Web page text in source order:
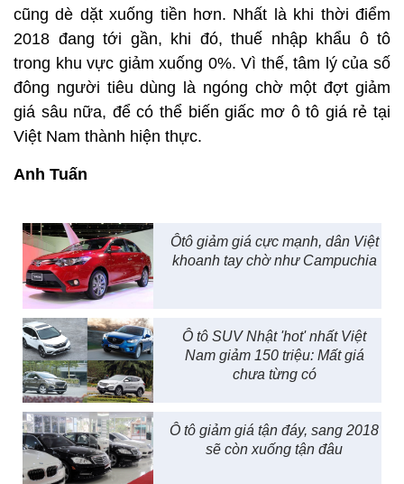
cũng dè dặt xuống tiền hơn. Nhất là khi thời điểm
2018 đang tới gần, khi đó, thuế nhập khẩu ô tô
trong khu vực giảm xuống 0%. Vì thế, tâm lý của số
đông người tiêu dùng là ngóng chờ một đợt giảm
giá sâu nữa, để có thể biến giấc mơ ô tô giá rẻ tại
Việt Nam thành hiện thực.
Anh Tuấn
Ôtô giảm giá cực mạnh, dân Việt
khoanh tay chờ như Campuchia
Ô tô SUV Nhật 'hot' nhất Việt
Nam giảm 150 triệu: Mất giá
chưa từng có
Ô tô giảm giá tận đáy, sang 2018
sẽ còn xuống tận đâu